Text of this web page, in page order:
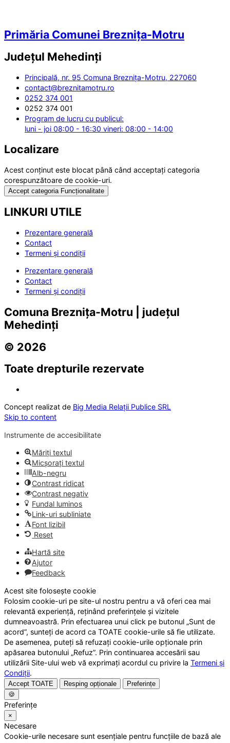
Primăria Comunei Breznița-Motru
Județul Mehedinți
Principală, nr. 95 Comuna Breznița-Motru, 227060
contact@breznitamotru.ro
0252 374 001
0252 374 001
Program de lucru cu publicul:
luni - joi 08:00 - 16:30 vineri: 08:00 - 14:00
Localizare
Acest conținut este blocat până când acceptați categoria
corespunzătoare de cookie-uri.
Accept categoria Funcționalitate
LINKURI UTILE
Prezentare generală
Contact
Termeni și condiții
Prezentare generală
Contact
Termeni și condiții
Comuna Breznița-Motru | județul
Mehedinți
© 2026
Toate drepturile rezervate
Concept realizat de Big Media Relații Publice SRL
Skip to content
Instrumente de accesibilitate
Măriți textul
Micșorați textul
Alb-negru
Contrast ridicat
Contrast negativ
Fundal luminos
Link-uri subliniate
Font lizibil
Reset
Hartă site
Ajutor
Feedback
Acest site folosește cookie
Folosim cookie-uri pe site-ul nostru pentru a vă oferi cea mai
relevantă experiență, reținând preferințele și vizitele
dumneavoastră. Prin efectuarea unui click pe butonul „Sunt de
acord”, sunteți de acord ca TOATE cookie-urile să fie utilizate.
De asemenea, puteți să refuzați cookie-urile opționale prin
apăsarea butonului „Refuz”. Prin continuarea accesării sau
utilizării Site-ului web vă exprimați acordul cu privire la Termeni și
Condiții.
Accept TOATE Resping opționale
Preferințe
🍪
Preferințe
×
Necesare
Cookie-urile necesare sunt esențiale pentru funcțiile de bază ale